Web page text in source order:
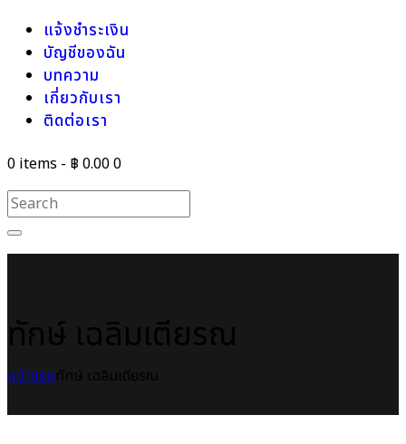
แจ้งชำระเงิน
บัญชีของฉัน
บทความ
เกี่ยวกับเรา
ติดต่อเรา
0 items - ฿ 0.000
หน้าแรก